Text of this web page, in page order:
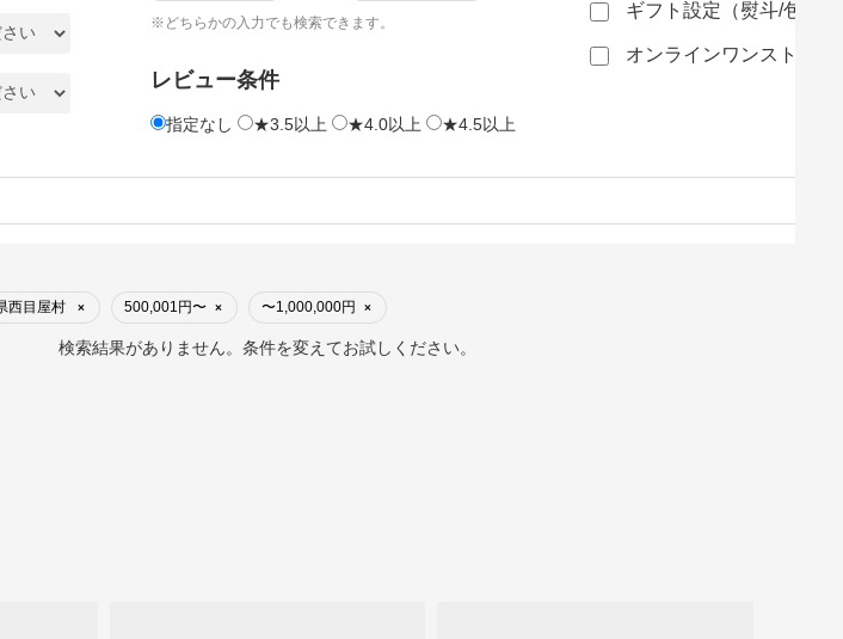
※どちらかの入力でも検索できます。
レビュー条件
指定なし ★3.5以上 ★4.0以上 ★4.5以上
ギフト設定（熨斗/包装
オンラインワンストップ
西目屋村 × 500,001円〜 × 〜1,000,000円 ×
検索結果がありません。条件を変えてお試しください。